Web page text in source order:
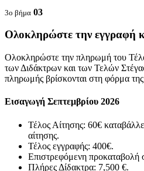
3ο βήμα 03
Ολοκληρώστε την εγγραφή
Ολοκληρώστε την πληρωμή του
των Διδάκτρων και των Τελών
πληρωμής βρίσκονται στη φόρμα
Εισαγωγή Σεπτεμβρίου 2026
Τέλος Αίτησης: 60€
αίτησης.
Τέλος εγγραφής: 400€.
Επιστρεφόμενη προκαταβολή
Πλήρες Δίδακτρα: 7,500 €.